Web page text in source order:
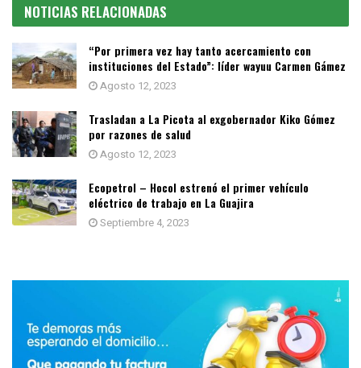
NOTICIAS RELACIONADAS
“Por primera vez hay tanto acercamiento con
instituciones del Estado”: líder wayuu Carmen Gámez
Agosto 12, 2023
Trasladan a La Picota al exgobernador Kiko Gómez
por razones de salud
Agosto 12, 2023
Ecopetrol – Hocol estrenó el primer vehículo
eléctrico de trabajo en La Guajira
Septiembre 4, 2023